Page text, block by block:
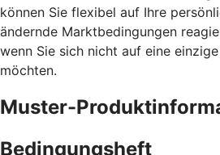
können Sie flexibel auf Ihre
ändernde Marktbedingungen
wenn Sie sich nicht auf eine
möchten.
Muster-
Bedingungsheft